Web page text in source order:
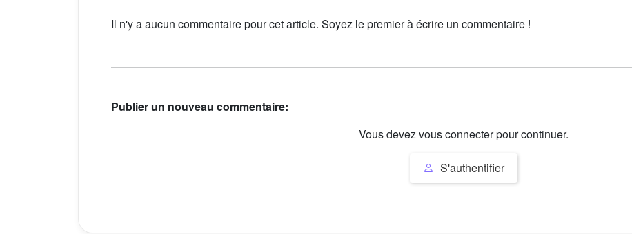
Il n'y a aucun commentaire pour cet article. Soyez le premier à écrire un commentaire !
Publier un nouveau commentaire:
Vous devez vous connecter pour continuer.
S'authentifier